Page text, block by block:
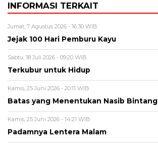
INFORMASI TERKAIT
Jumat, 7 Agustus 2026 - 16:30 WIB
Jejak 100 Hari Pemburu Kayu
Sabtu, 18 Juli 2026 - 09:20 WIB
Terkubur untuk Hidup
Kamis, 25 Juni 2026 - 20:11 WIB
Batas yang Menentukan Nasib Bintang
Kamis, 25 Juni 2026 - 14:21 WIB
Padamnya Lentera Malam